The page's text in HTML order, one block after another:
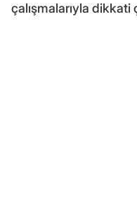
çalışmalarıyla dikkati